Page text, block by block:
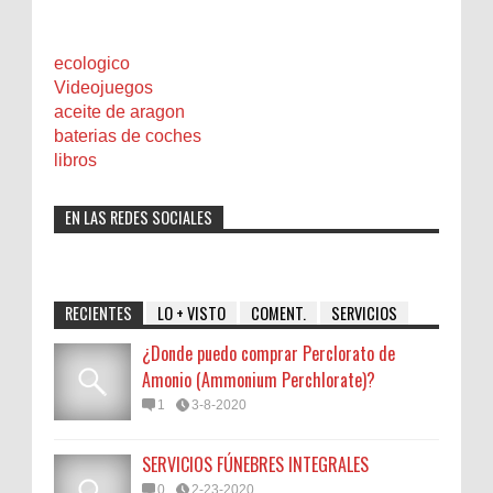
ecologico
Videojuegos
aceite de aragon
baterias de coches
libros
EN LAS REDES SOCIALES
RECIENTES LO + VISTO COMENT. SERVICIOS
¿Donde puedo comprar Perclorato de
Amonio (Ammonium Perchlorate)?
1 3-8-2020
SERVICIOS FÚNEBRES INTEGRALES
0 2-23-2020